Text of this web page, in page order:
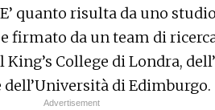
quanto risulta da uno
firmato da un team di
College di Londra,
di Edimburgo.